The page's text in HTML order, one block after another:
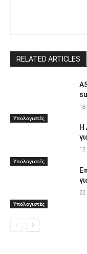
RELATED ARTICLES
Υπολογιστές
Υπολογιστές
Η
Υπολογιστές